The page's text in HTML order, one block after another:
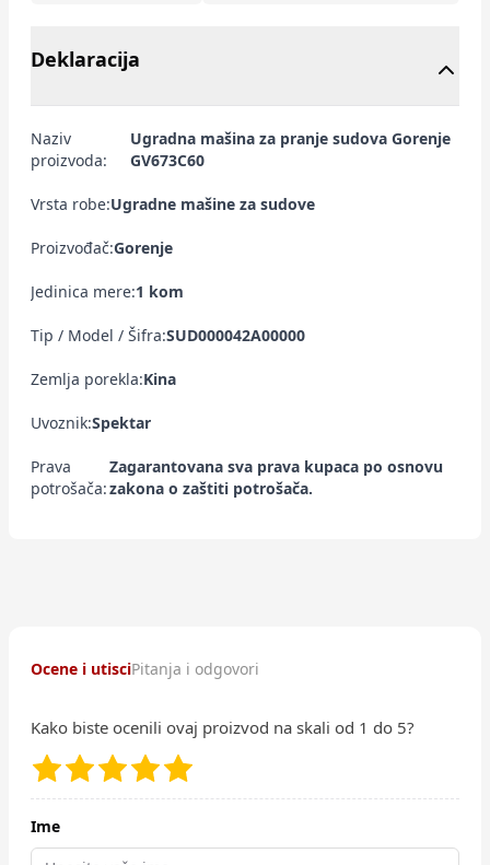
Deklaracija
Naziv
proizvoda:
Ugradna mašina za pranje sudova Gorenje
GV673C60
Vrsta robe:Ugradne mašine za sudove
Proizvođač:Gorenje
Jedinica mere:1 kom
Tip / Model / Šifra:SUD000042A00000
Zemlja porekla:Kina
Uvoznik:Spektar
Prava
potrošača:
Zagarantovana sva prava kupaca po osnovu
zakona o zaštiti potrošača.
Ocene i utisciPitanja i odgovori
Kako biste ocenili ovaj proizvod na skali od 1 do 5?
Ime